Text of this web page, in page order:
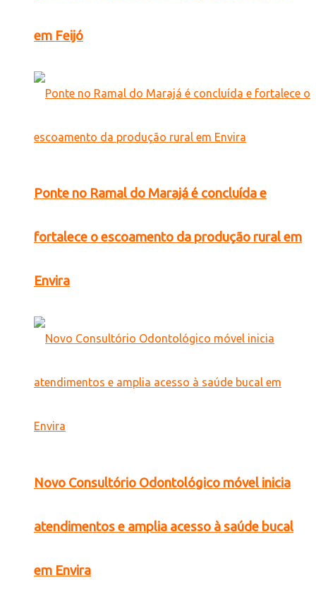
em Feijó
Ponte no Ramal do Marajá é concluída e
fortalece o escoamento da produção rural em
Envira
Novo Consultório Odontológico móvel inicia
atendimentos e amplia acesso à saúde bucal
em Envira